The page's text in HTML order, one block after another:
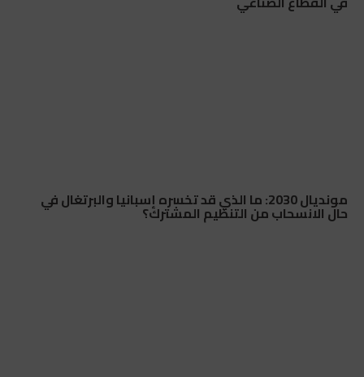
مونديال 2030: ما الذي قد تخسره إسبانيا والبرتغال في
حال الانسحاب من التنظيم المشترك؟